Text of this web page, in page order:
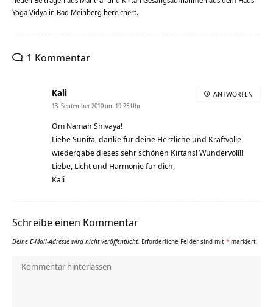
Yoga Vidya in Bad Meinberg bereichert.
1 Kommentar
Kali
13. September 2010 um 19:25 Uhr
Om Namah Shivaya!
Liebe Sunita, danke für deine Herzliche und Kraftvolle
wiedergabe dieses sehr schönen Kirtans! Wundervoll!!
Liebe, Licht und Harmonie für dich,
Kali
ANTWORTEN
Schreibe einen Kommentar
Deine E-Mail-Adresse wird nicht veröffentlicht. Erforderliche Felder sind mit * markiert.